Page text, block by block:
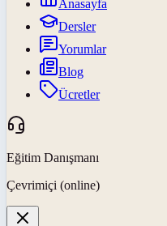
Anasayfa
Dersler
Yorumlar
Blog
Ücretler
Eğitim Danışmanı
Çevrimiçi (online)